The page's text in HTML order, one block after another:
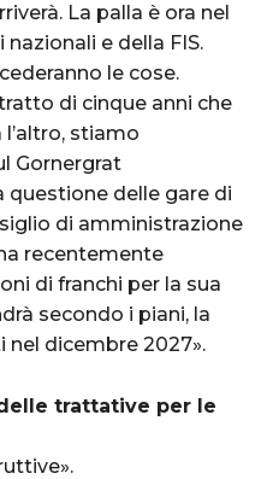
La palla è ora nel
e della FIS.
le cose.
di cinque anni che
stiamo
Gornergrat
delle gare di
di amministrazione
recentemente
di franchi per la sua
secondo i piani, la
nel dicembre 2027».
trattative per le